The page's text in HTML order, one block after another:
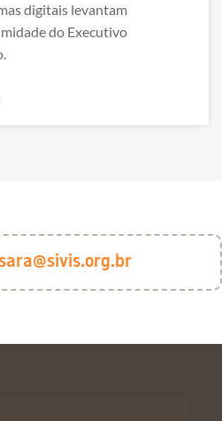
digitais levantam
do Executivo